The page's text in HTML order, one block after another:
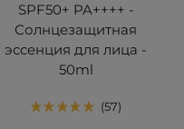
SPF50+ PA++++ -
Солнцезащитная
эссенция для лица -
50ml
57